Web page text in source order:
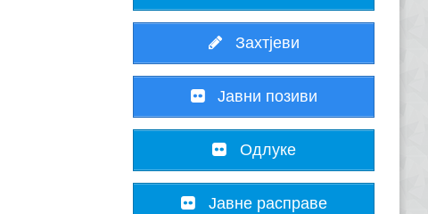
Захтјеви
Јавни позиви
Одлуке
Јавне расправе